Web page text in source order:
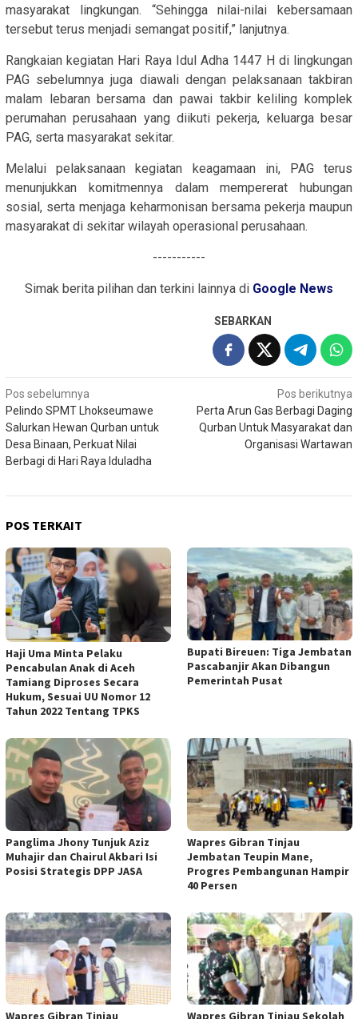
masyarakat lingkungan. “Sehingga nilai-nilai kebersamaan
tersebut terus menjadi semangat positif,” lanjutnya.
Rangkaian kegiatan Hari Raya Idul Adha 1447 H di lingkungan
PAG sebelumnya juga diawali dengan pelaksanaan takbiran
malam lebaran bersama dan pawai takbir keliling komplek
perumahan perusahaan yang diikuti pekerja, keluarga besar
PAG, serta masyarakat sekitar.
Melalui pelaksanaan kegiatan keagamaan ini, PAG terus
menunjukkan komitmennya dalam mempererat hubungan
sosial, serta menjaga keharmonisan bersama pekerja maupun
masyarakat di sekitar wilayah operasional perusahaan.
-----------
Simak berita pilihan dan terkini lainnya di Google News
SEBARKAN
Navigasi
pos
Pos sebelumnya
Pelindo SPMT Lhokseumawe
Salurkan Hewan Qurban untuk
Desa Binaan, Perkuat Nilai
Berbagi di Hari Raya Iduladha
Pos berikutnya
Perta Arun Gas Berbagi Daging
Qurban Untuk Masyarakat dan
Organisasi Wartawan
POS TERKAIT
Haji Uma Minta Pelaku
Pencabulan Anak di Aceh
Tamiang Diproses Secara
Hukum, Sesuai UU Nomor 12
Tahun 2022 Tentang TPKS
Bupati Bireuen: Tiga Jembatan
Pascabanjir Akan Dibangun
Pemerintah Pusat
Panglima Jhony Tunjuk Aziz
Muhajir dan Chairul Akbari Isi
Posisi Strategis DPP JASA
Wapres Gibran Tinjau
Jembatan Teupin Mane,
Progres Pembangunan Hampir
40 Persen